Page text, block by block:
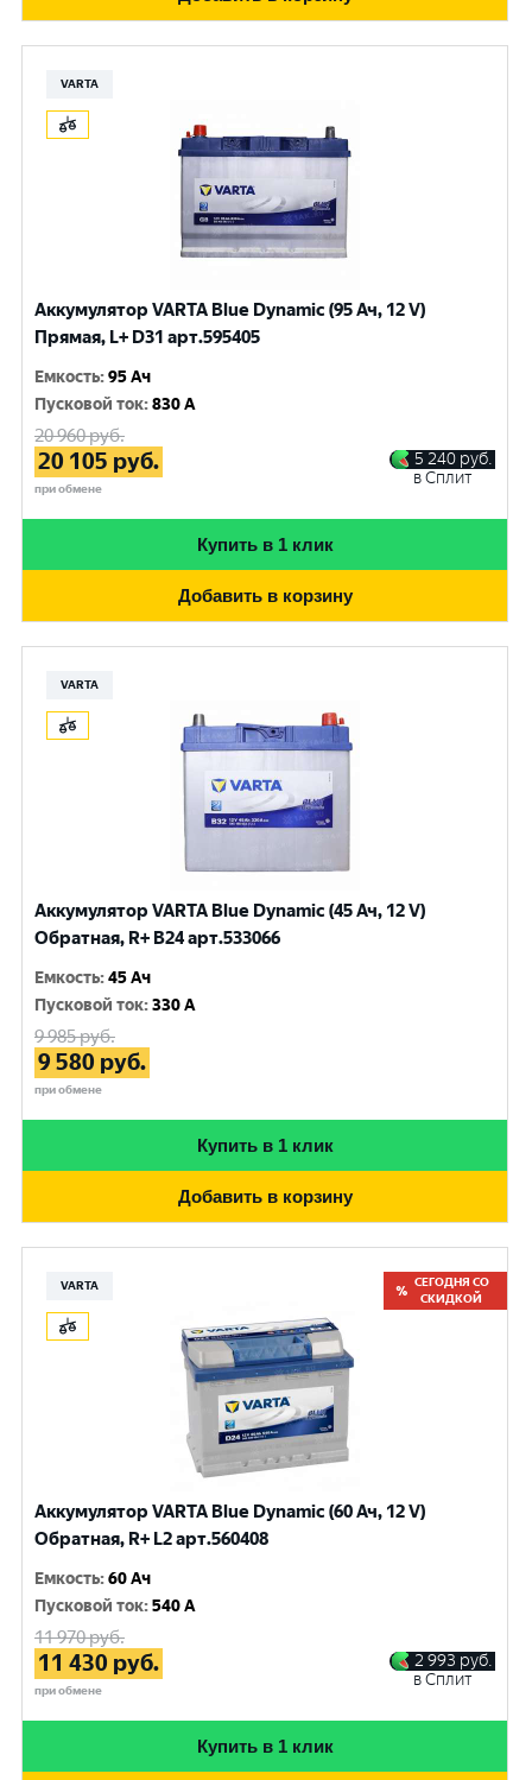
VARTA
Аккумулятор VARTA Blue Dynamic (95 Ач, 12 V)
Прямая, L+ D31 арт.595405
Емкость:95 Ач
Пусковой ток:830 A
20 960руб.
20 105 руб.
при обмене
5 240 руб.
в Сплит
Купить в 1 клик
Добавить в корзину
VARTA
Аккумулятор VARTA Blue Dynamic (45 Ач, 12 V)
Обратная, R+ B24 арт.533066
Емкость:45 Ач
Пусковой ток:330 A
9 985руб.
9 580 руб.
при обмене
Купить в 1 клик
Добавить в корзину
VARTA
СЕГОДНЯ СО
СКИДКОЙ
Аккумулятор VARTA Blue Dynamic (60 Ач, 12 V)
Обратная, R+ L2 арт.560408
Емкость:60 Ач
Пусковой ток:540 A
11 970руб.
11 430 руб.
при обмене
2 993 руб.
в Сплит
Купить в 1 клик